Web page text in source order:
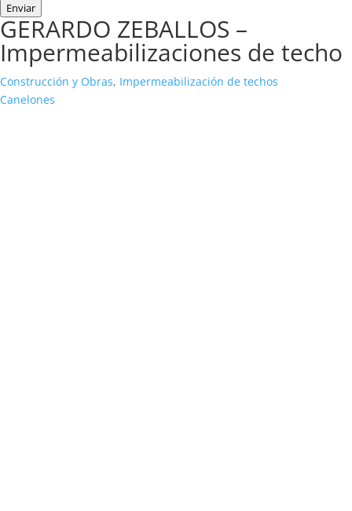
Enviar
GERARDO ZEBALLOS –
Impermeabilizaciones de techo
Construcción y Obras, Impermeabilización de techos
Canelones